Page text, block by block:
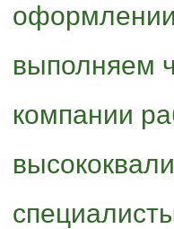
выполняем
компании